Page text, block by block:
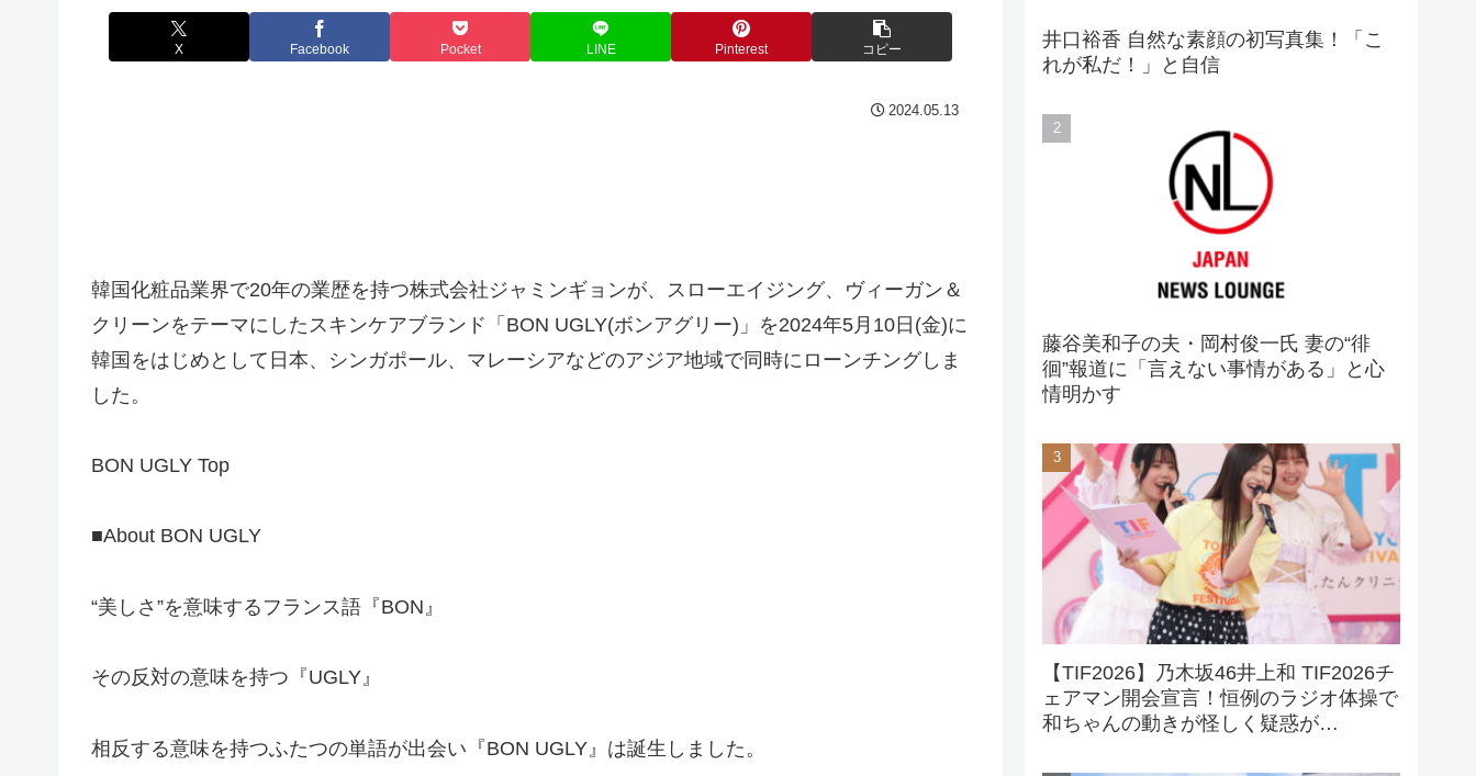
X Facebook Pocket LINE Pinterest コピー
2024.05.13
韓国化粧品業界で20年の業歴を持つ株式会社ジャミンギョンが、スローエイジング、ヴィーガン＆
クリーンをテーマにしたスキンケアブランド「BON UGLY(ボンアグリー)」を2024年5月10日(金)に
韓国をはじめとして日本、シンガポール、マレーシアなどのアジア地域で同時にローンチングしま
した。
BON UGLY Top
■About BON UGLY
“美しさ”を意味するフランス語『BON』
その反対の意味を持つ『UGLY』
相反する意味を持つふたつの単語が出会い『BON UGLY』は誕生しました。
井口裕香 自然な素顔の初写真集！「こ
れが私だ！」と自信
藤谷美和子の夫・岡村俊一氏 妻の“徘
徊”報道に「言えない事情がある」と心
情明かす
【TIF2026】乃木坂46井上和 TIF2026チ
ェアマン開会宣言！恒例のラジオ体操で
和ちゃんの動きが怪しく疑惑が…